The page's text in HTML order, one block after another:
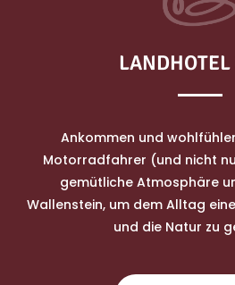
Ankommen und
Motorradfahrer (und nicht
gemütliche Atmosphäre
Wallenstein, um dem Alltag
und die Natur zu